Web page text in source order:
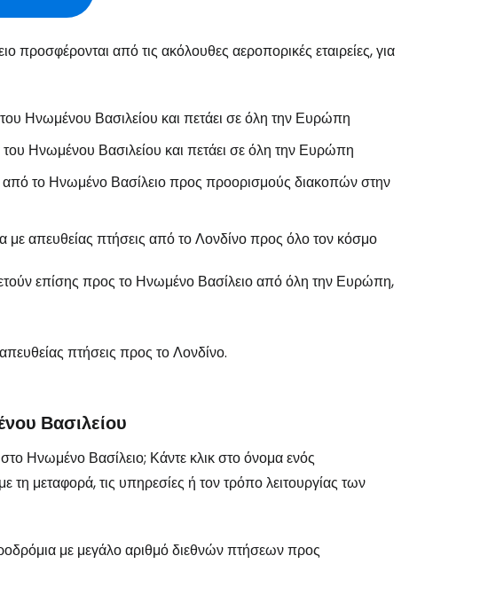
προσφέρονται από τις ακόλουθες αεροπορικές εταιρείες, για
Ηνωμένου Βασιλείου και πετάει σε όλη την Ευρώπη
Ηνωμένου Βασιλείου και πετάει σε όλη την Ευρώπη
από το Ηνωμένο Βασίλειο προς προορισμούς διακοπών στην
με απευθείας πτήσεις από το Λονδίνο προς όλο τον κόσμο
επίσης προς το Ηνωμένο Βασίλειο από όλη την Ευρώπη,
πτήσεις προς το Λονδίνο.
Βασιλείου
Ηνωμένο Βασίλειο; Κάντε κλικ στο όνομα ενός
μεταφορά, τις υπηρεσίες ή τον τρόπο λειτουργίας των
με μεγάλο αριθμό διεθνών πτήσεων προς
στο Cestee
κοινότητα